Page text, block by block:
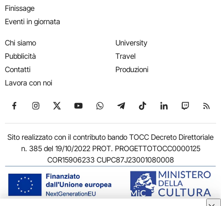
Finissage
Eventi in giornata
Chi siamo
Pubblicità
Contatti
Lavora con noi
University
Travel
Produzioni
Seguici su Facebook
Seguici su Instagram
Seguici su X
Seguici su YouTube
Seguici su WhatsApp
Seguici su Telegram
Seguici su TikTok
Seguici su
Seguici
Sito realizzato con il contributo bando TOCC Decreto Direttoriale
n. 385 del 19/10/2022 PROT. PROGETTOTOCC0000125
COR15906233 CUPC87J23001080008